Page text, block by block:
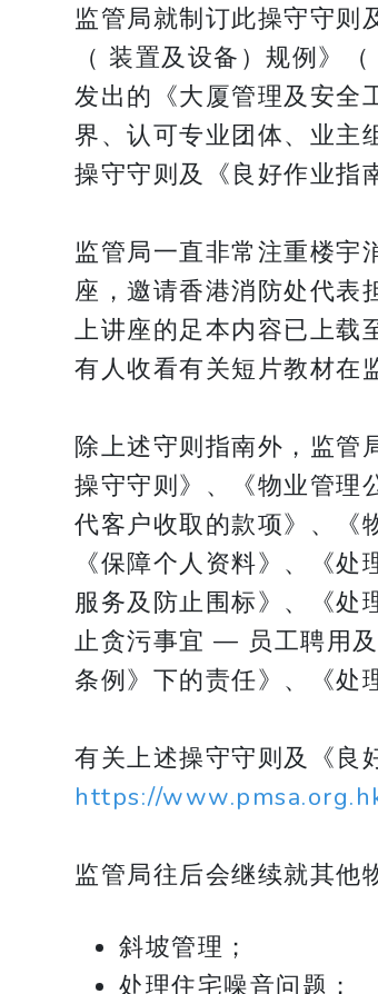
监管局就制订此操守守则
（ 装置及设备）规例》
发出的《大厦管理及安全
界、认可专业团体、业主
操守守则及《良好作业指
监管局一直非常注重楼宇
座，邀请香港消防处代表
上讲座的足本内容已上载
有人收看有关短片教材在
除上述守则指南外，监管
操守守则》、《物业管理
代客户收取的款项》、《
《保障个人资料》、《
服务及防止围标》、《处
止贪污事宜 — 员工聘用
条例》下的责任》、《处
有关上述操守守则及《良
https://
监管局往后会继续就其他
斜坡管理；
处理住宅噪音问题；